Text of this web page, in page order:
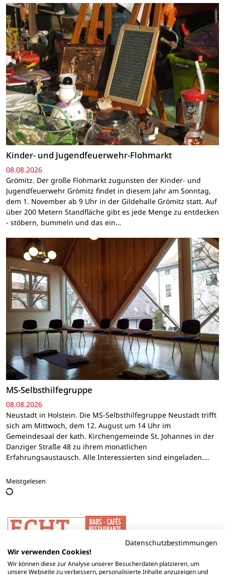
Kinder- und Jugendfeuerwehr-Flohmarkt
08.08.2026
Grömitz. Der große Flohmarkt zugunsten der Kinder- und
Jugendfeuerwehr Grömitz findet in diesem Jahr am Sonntag,
dem 1. November ab 9 Uhr in der Gildehalle Grömitz statt. Auf
über 200 Metern Standfläche gibt es jede Menge zu entdecken
- stöbern, bummeln und das ein…
MS-Selbsthilfegruppe
08.08.2026
Neustadt in Holstein. Die MS-Selbsthilfegruppe Neustadt trifft
sich am Mittwoch, dem 12. August um 14 Uhr im
Gemeindesaal der kath. Kirchengemeinde St. Johannes in der
Danziger Straße 48 zu ihrem monatlichen
Erfahrungsaustausch. Alle Interessierten sind eingeladen.…
Meistgelesen
Datenschutzbestimmungen
Wir verwenden Cookies!
Wir können diese zur Analyse unserer Besucherdaten platzieren, um
unsere Webseite zu verbessern, personalisierte Inhalte anzuzeigen und